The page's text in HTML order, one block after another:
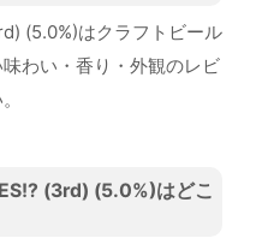
(5.0%)はクラフトビール
わい・香り・外観のレビ
(3rd) (5.0%)はどこ